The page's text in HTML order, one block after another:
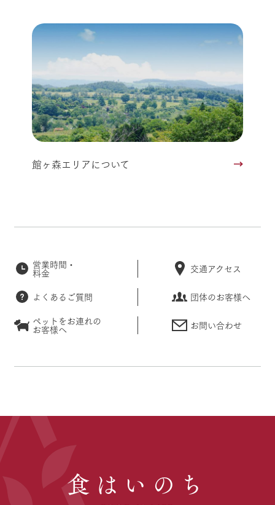
館ヶ森エリアについて
営業時間・
料金 交通アクセス
よくあるご質問
団体のお客様へ
ペットをお連れの
お客様へ お問い合わせ
食はいのち